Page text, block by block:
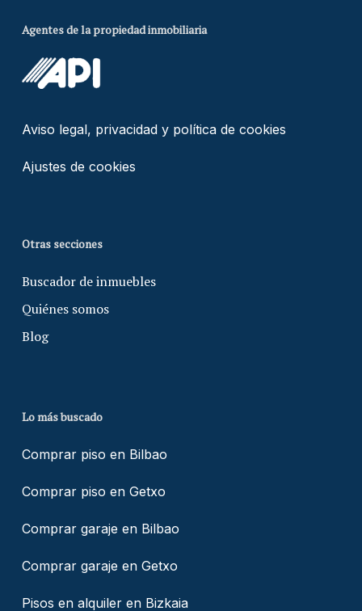
Agentes de la propiedad inmobiliaria
Aviso legal, privacidad y política de cookies
Ajustes de cookies
Otras secciones
Buscador de inmuebles
Quiénes somos
Blog
Lo más buscado
Comprar piso en Bilbao
Comprar piso en Getxo
Comprar garaje en Bilbao
Comprar garaje en Getxo
Pisos en alquiler en Bizkaia